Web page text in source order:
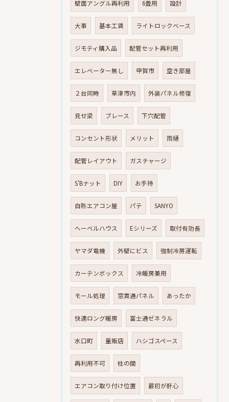
壁面アングル再利用 6畳用 設計
大事 基本工賃 ライトロックベース
ジモティ購入品 配管セット再利用
エレベーター無し 甲賀市 空き部屋
２台同時 草津市内 外装パネル修復
見せ梁 ブレース 下穴配管
コンセント形状 メリット 雨樋
配管レイアウト ガスチャージ
S’Bナット DIY お手持
自称エアコン屋 パテ SANYO
へーベルハウス Eシリーズ 取付有効長
ヤマダ電機 外壁にビス 強制冷房運転
カーテンボックス 冷暖房兼用
モール処理 窓貫通パネル あったか
快適ロング暖房 富士通ゼネラル
水口町 量販店 ハシゴスペース
再利用不可 柱の間
エアコン取り付け位置 最初が肝心